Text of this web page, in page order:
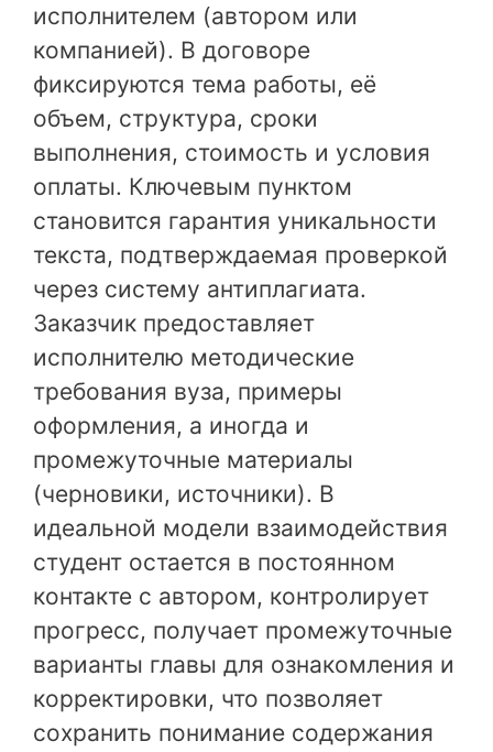
исполнителем (автором или
компанией). В договоре
фиксируются тема работы, её
объем, структура, сроки
выполнения, стоимость и условия
оплаты. Ключевым пунктом
становится гарантия уникальности
текста, подтверждаемая проверкой
через систему антиплагиата.
Заказчик предоставляет
исполнителю методические
требования вуза, примеры
оформления, а иногда и
промежуточные материалы
(черновики, источники). В
идеальной модели взаимодействия
студент остается в постоянном
контакте с автором, контролирует
прогресс, получает промежуточные
варианты главы для ознакомления и
корректировки, что позволяет
сохранить понимание содержания